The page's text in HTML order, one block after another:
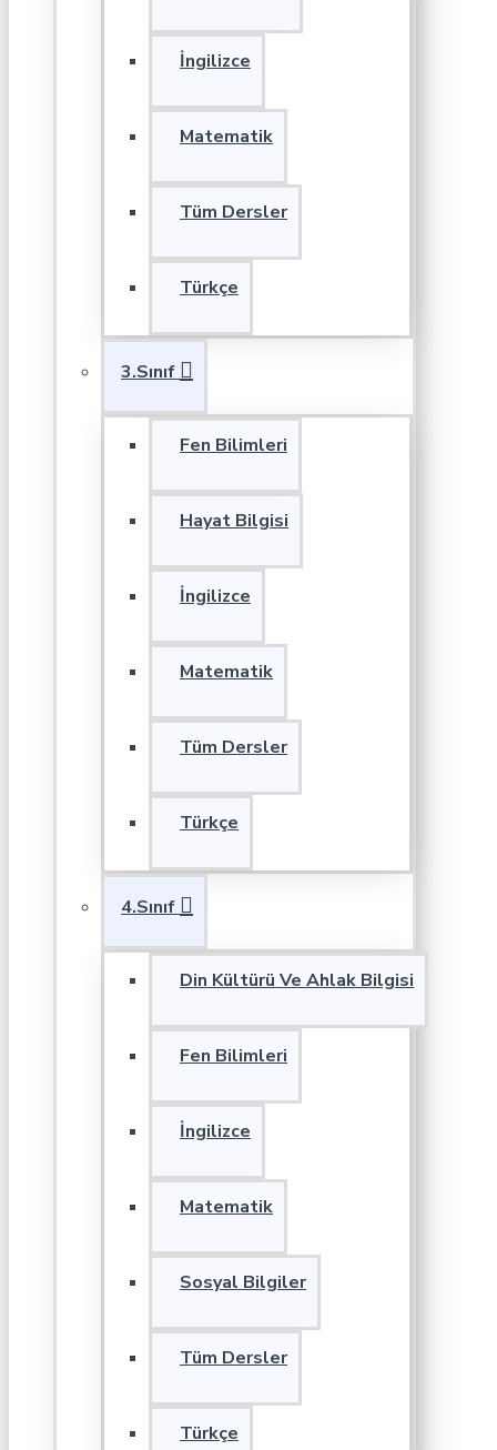
İngilizce
Matematik
Tüm Dersler
Türkçe
3.Sınıf
Fen Bilimleri
Hayat Bilgisi
İngilizce
Matematik
Tüm Dersler
Türkçe
4.Sınıf
Din Kültürü Ve Ahlak Bilgisi
Fen Bilimleri
İngilizce
Matematik
Sosyal Bilgiler
Tüm Dersler
Türkçe